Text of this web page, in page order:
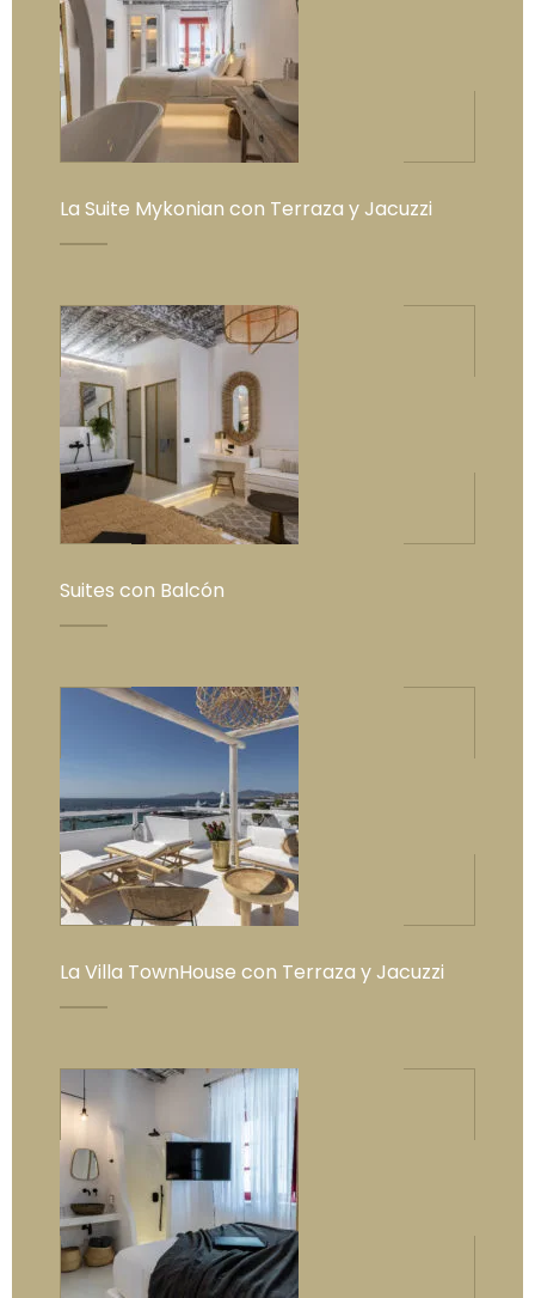
La Suite Mykonian con Terraza y Jacuzzi
Suites con Balcón
La Villa TownHouse con Terraza y Jacuzzi